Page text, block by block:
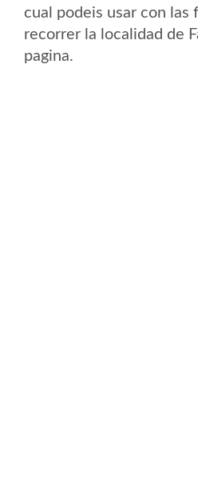
cual podeis usar con las
recorrer la localidad de
pagina.